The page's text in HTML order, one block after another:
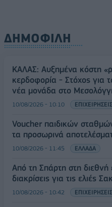
ΔΗΜΟΦΙΛΗ
ΚΑΛΑΣ: Αυξημένα κόστη
κερδοφορία - Στόχος για
νέα μονάδα στο Μεσολόγγι
10/08/2026 - 10:10 ΕΠΙΧΕΙΡΗΣΕΙΣ
Voucher παιδικών
τα προσωρινά
10/08/2026 - 11:45 ΕΛΛΑΔΑ
Από τη Σπάρτη στη διεθνή
διακρίσεις για τις ελιές
10/08/2026 - 10:42 ΕΠΙΧΕΙΡΗΣΕΙΣ